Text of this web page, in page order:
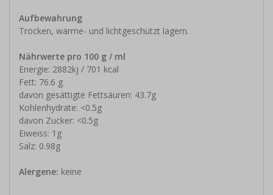
Aufbewahrung
Trocken, wärme- und lichtgeschützt lagern.
Nährwerte pro 100 g / ml
Energie: 2882kj / 701 kcal
Fett: 76.6 g
davon gesättigte Fettsäuren: 43.7g
Kohlenhydrate: <0.5g
davon Zucker: <0.5g
Eiweiss: 1g
Salz: 0.98g
Alergene: keine